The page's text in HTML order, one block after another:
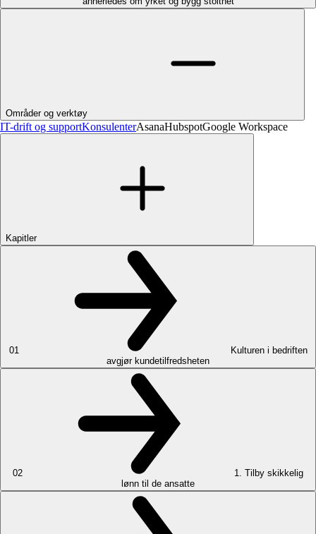
Områder og verktøy
IT-drift og supportKonsulenterAsanaHubspotGoogle Workspace
Kapitler
01
Kulturen i bedriften
avgjør kundetilfredsheten
02
1. Tilby skikkelig
lønn til de ansatte